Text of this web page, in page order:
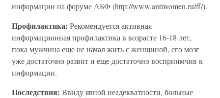
информации на форуме АБФ (http://www.antiwomen.ru/ff/).
Профилактика: Рекомендуется активная
информационная профилактика в возрасте 16-18 лет,
пока мужчина еще не начал жить с женщиной, его мозг
уже достаточно развит и еще достаточно восприимчив к
информации.
Последствия: Ввиду явной неадекватности, больные